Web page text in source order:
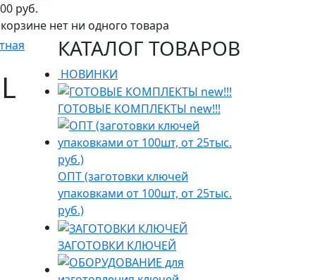
руб.
нет ни одного товара
КАТАЛОГ ТОВАРОВ
НОВИНКИ
ГОТОВЫЕ КОМПЛЕКТЫ new!!!
ОПТ (заготовки ключей
упаковками от 100шт, от 25тыс.
руб.)
ЗАГОТОВКИ КЛЮЧЕЙ